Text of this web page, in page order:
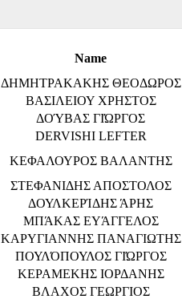
Name
ΔΗΜΗΤΡΑΚΑΚΗΣ ΘΕΟΔΩΡΟΣ
ΒΑΣΙΛΕΙΟΥ ΧΡΗΣΤΟΣ
ΔΟΎΒΑΣ ΓΙΏΡΓΟΣ
DERVISHI LEFTER
ΚΕΦΑΛΟΥΡΟΣ ΒΑΛΑΝΤΗΣ
ΣΤΕΦΑΝΙΔΗΣ ΑΠΟΣΤΟΛΟΣ
ΔΟΥΛΚΕΡΊΔΗΣ ΆΡΗΣ
ΜΠΆΚΑΣ ΕΥΆΓΓΕΛΟΣ
ΚΑΡΥΓΙΑΝΝΗΣ ΠΑΝΑΓΙΩΤΗΣ
ΠΟΥΛΌΠΟΥΛΟΣ ΓΙΏΡΓΟΣ
ΚΕΡΑΜΕΚΗΣ ΙΟΡΔΑΝΗΣ
ΒΛΑΧΟΣ ΓΕΩΡΓΙΟΣ